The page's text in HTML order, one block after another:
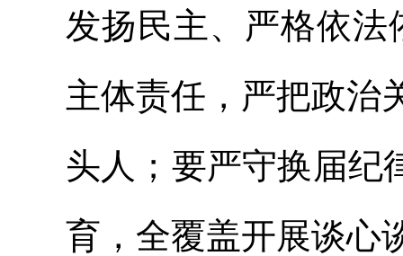
发扬民主、严格依法
主体责任，严把政治
头人；要严守换届纪
育，全覆盖开展谈心